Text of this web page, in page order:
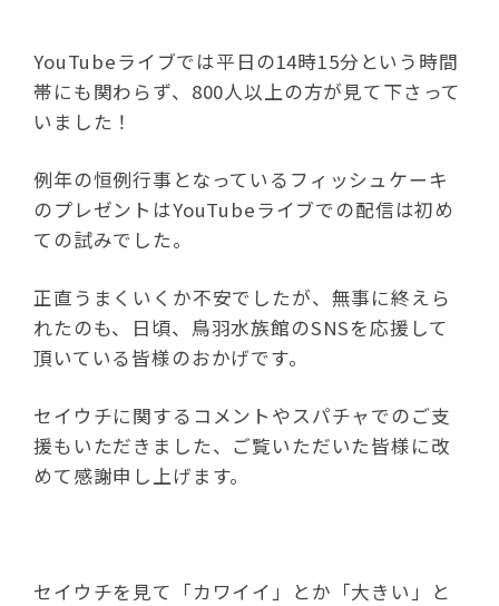
YouTubeライブでは平日の14時15分という時間
帯にも関わらず、800人以上の方が見て下さって
いました！
例年の恒例行事となっているフィッシュケーキ
のプレゼントはYouTubeライブでの配信は初め
ての試みでした。
正直うまくいくか不安でしたが、無事に終えら
れたのも、日頃、鳥羽水族館のSNSを応援して
頂いている皆様のおかげです。
セイウチに関するコメントやスパチャでのご支
援もいただきました、ご覧いただいた皆様に改
めて感謝申し上げます。
セイウチを見て「カワイイ」とか「大きい」と